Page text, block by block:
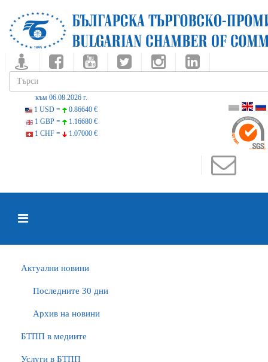
към 06.08.2026 г.
1 USD =
0.86640 €
1 GBP =
1.16680 €
1 CHF =
1.07000 €
Актуални новини
Последните 30 дни
Архив на новини
БTПП в медиите
Услуги в БТПП